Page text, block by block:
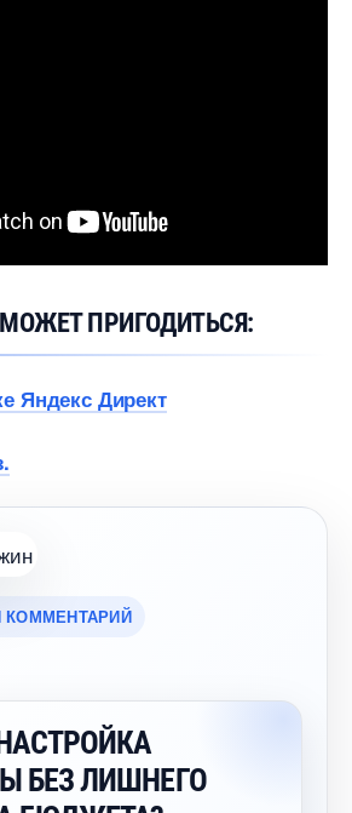
ПРИГОДИТЬСЯ:
Яндекс Директ
КОММЕНТАРИЙ
БЕЗ ЛИШНЕГО